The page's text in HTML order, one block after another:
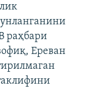
раҳбари
Ереван